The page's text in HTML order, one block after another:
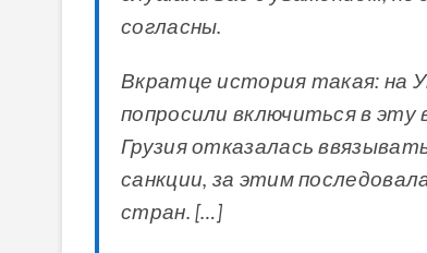
согласны.
Вкратце история такая: на
попросили включиться в
Грузия отказалась
санкции, за этим
стран. […]